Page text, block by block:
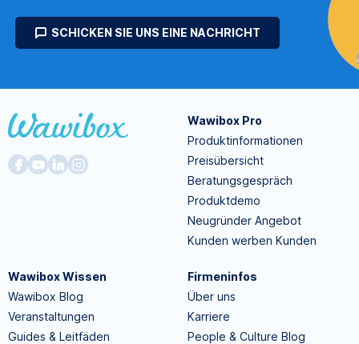
SCHICKEN SIE UNS EINE NACHRICHT
Wawibox Pro
Produktinformationen
Preisübersicht
Beratungsgespräch
Produktdemo
Neugründer Angebot
Kunden werben Kunden
Wawibox Wissen
Wawibox Blog
Veranstaltungen
Guides & Leitfäden
Firmeninfos
Über uns
Karriere
People & Culture Blog